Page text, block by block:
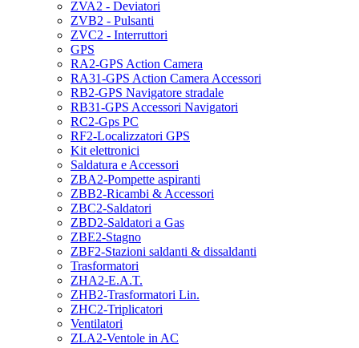
ZVA2 - Deviatori
ZVB2 - Pulsanti
ZVC2 - Interruttori
GPS
RA2-GPS Action Camera
RA31-GPS Action Camera Accessori
RB2-GPS Navigatore stradale
RB31-GPS Accessori Navigatori
RC2-Gps PC
RF2-Localizzatori GPS
Kit elettronici
Saldatura e Accessori
ZBA2-Pompette aspiranti
ZBB2-Ricambi & Accessori
ZBC2-Saldatori
ZBD2-Saldatori a Gas
ZBE2-Stagno
ZBF2-Stazioni saldanti & dissaldanti
Trasformatori
ZHA2-E.A.T.
ZHB2-Trasformatori Lin.
ZHC2-Triplicatori
Ventilatori
ZLA2-Ventole in AC